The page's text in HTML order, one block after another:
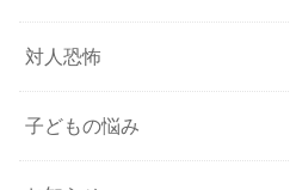
対人恐怖
子どもの悩み